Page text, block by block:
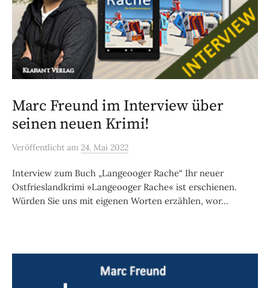
Marc Freund im Interview über
seinen neuen Krimi!
Veröffentlicht am 24. Mai 2022
Interview zum Buch „Langeooger Rache“ Ihr neuer
Ostfrieslandkrimi »Langeooger Rache« ist erschienen.
Würden Sie uns mit eigenen Worten erzählen, wor...